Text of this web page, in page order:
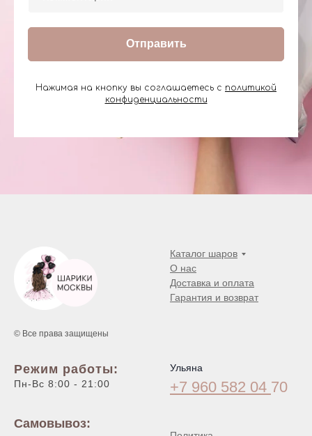
Отправить
Нажимая на кнопку вы соглашаетесь с политикой
конфиденциальности
© Все права защищены
Каталог шаров
О нас
Доставка и оплата
Гарантия и возврат
Режим работы:
Пн-Вс 8:00 - 21:00
Самовывоз:
Ульяна
+7 960 582 04 70